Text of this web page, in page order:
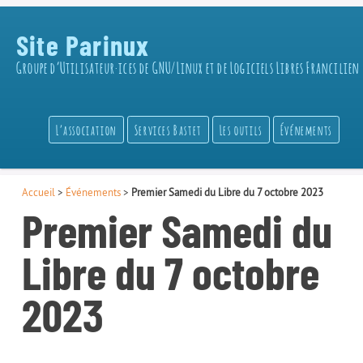
Site Parinux
Groupe d’Utilisateur·ices de GNU/Linux et de Logiciels Libres Francilien
L’association Services Bastet Les outils Événements
Accueil > Événements> Premier Samedi du Libre du 7 octobre 2023
Premier Samedi du
Libre du 7 octobre
2023